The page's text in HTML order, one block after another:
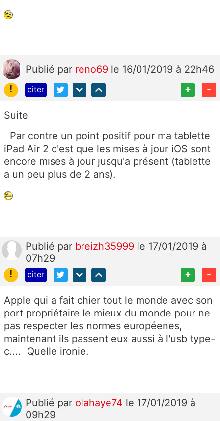
Publié par reno69 le 16/01/2019 à 22h46
!
citer + -
Suite
Par contre un point positif pour ma tablette
iPad Air 2 c'est que les mises à jour iOS sont
encore mises à jour jusqu'a présent (tablette
a un peu plus de 2 ans).
Publié par breizh35999 le 17/01/2019 à
07h29
!
citer + -
Apple qui a fait chier tout le monde avec son
port propriétaire le mieux du monde pour ne
pas respecter les normes européenes,
maintenant ils passent eux aussi à l'usb type-
c.... Quelle ironie.
Publié par olahaye74 le 17/01/2019 à
09h29